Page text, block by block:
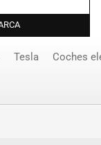
Tesla Coches